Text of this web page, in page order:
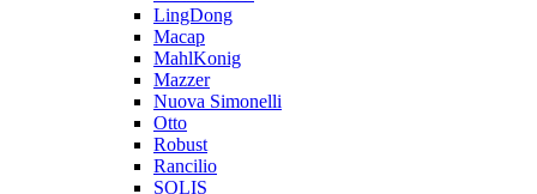
LingDong
Macap
MahlKonig
Mazzer
Nuova Simonelli
Otto
Robust
Rancilio
SOLIS